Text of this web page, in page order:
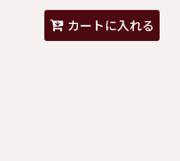
カートに入れる